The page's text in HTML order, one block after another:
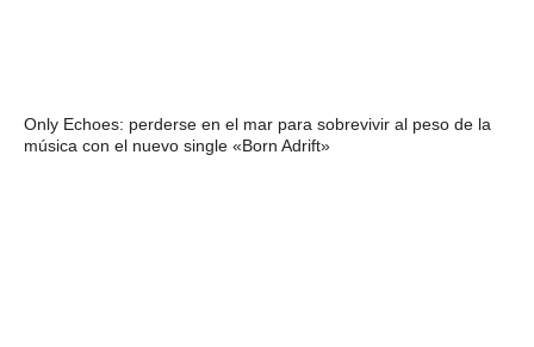
Only Echoes: perderse en el mar para sobrevivir al peso de la
música con el nuevo single «Born Adrift»